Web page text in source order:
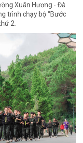
Xuân Hương - Đà
trình chạy bộ “Bước
2.